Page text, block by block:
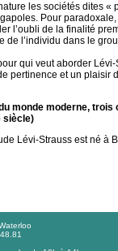
les sociétés dites «
Pour
l’oubli de la finalité
de l’individu dans le
qui veut aborder
pertinence et un plaisir
monde moderne,
siècle)
Lévi-Strauss est né à